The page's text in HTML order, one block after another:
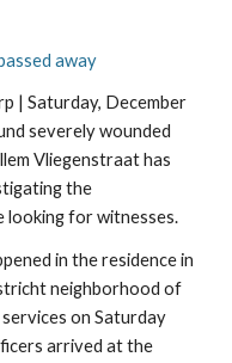
away
| Saturday, December
severely wounded
Vliegenstraat has
the
looking for witnesses.
in the residence in
neighborhood of
on Saturday
arrived at the